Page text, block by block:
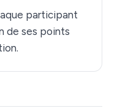
participant
de ses points